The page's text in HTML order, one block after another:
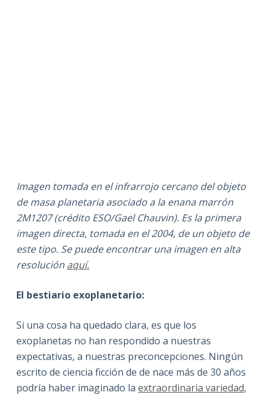
Imagen tomada en el infrarrojo cercano del objeto
de masa planetaria asociado a la enana marrón
2M1207 (crédito ESO/Gael Chauvin). Es la primera
imagen directa, tomada en el 2004, de un objeto de
este tipo. Se puede encontrar una imagen en alta
resolución aquí.
El bestiario exoplanetario:
Si una cosa ha quedado clara, es que los
exoplanetas no han respondido a nuestras
expectativas, a nuestras preconcepciones. Ningún
escrito de ciencia ficción de de nace más de 30 años
podría haber imaginado la extraordinaria variedad,